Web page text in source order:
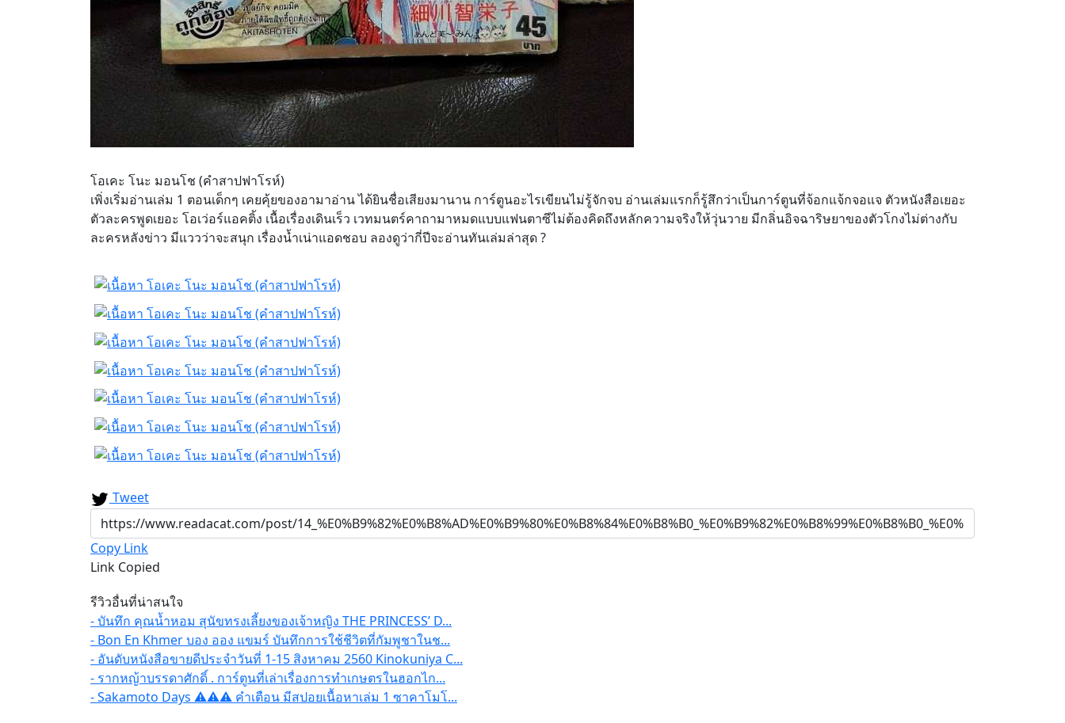
โอเคะ โนะ มอนโช (คำสาปฟาโรห์)
เพิ่งเริ่มอ่านเล่ม 1 ตอนเด็กๆ เคยคุ้ยของอามาอ่าน ได้ยินชื่อเสียงมานาน การ์ตูนอะไรเขียนไม่รู้จักจบ อ่านเล่มแรกก็รู้สึกว่าเป็นการ์ตูนที่จ้อกแจ้กจอแจ ตัวหนังสือเยอะ
ตัวละครพูดเยอะ โอเว่อร์แอคติ้ง เนื้อเรื่องเดินเร็ว เวทมนตร์คาถามาหมดแบบแฟนตาซีไม่ต้องคิดถึงหลักความจริงให้วุ่นวาย มีกลิ่นอิจฉาริษยาของตัวโกงไม่ต่างกับ
ละครหลังข่าว มีแววว่าจะสนุก เรื่องน้ำเน่าแอดชอบ ลองดูว่ากี่ปีจะอ่านทันเล่มล่าสุด ?
Tweet
Copy Link
Link Copied
รีวิวอื่นที่น่าสนใจ
- บันทึก คุณน้ำหอม สุนัขทรงเลี้ยงของเจ้าหญิง THE PRINCESS’ D...
- Bon En Khmer บอง ออง แขมร์ บันทึกการใช้ชีวิตที่กัมพูชาในช...
- อันดับหนังสือขายดีประจำวันที่ 1-15 สิงหาคม 2560 Kinokuniya C...
- รากหญ้าบรรดาศักดิ์ . การ์ตูนที่เล่าเรื่องการทำเกษตรในฮอกไก...
- Sakamoto Days ⚠️⚠️⚠️ คำเตือน มีสปอยเนื้อหาเล่ม 1 ซาคาโมโ...